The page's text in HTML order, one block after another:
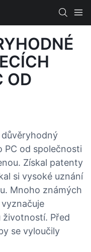
OD
PC od společnosti
Získal patenty
si vysoké uznání
Mnoho známých
Před
se vyloučily